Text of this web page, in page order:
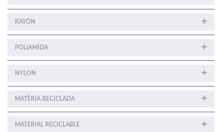
RAYÓN
POLIAMIDA
NYLON
MATÈRIA RECICLADA
MATERIAL RECICLABLE